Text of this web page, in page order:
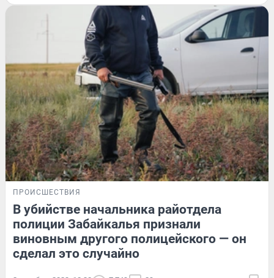
ПРОИСШЕСТВИЯ
В убийстве начальника райотдела
полиции Забайкалья признали
виновным другого полицейского — он
сделал это случайно